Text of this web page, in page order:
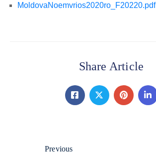
MoldovaNoemvrios2020ro_F20220.pdf
Share Article
Previous